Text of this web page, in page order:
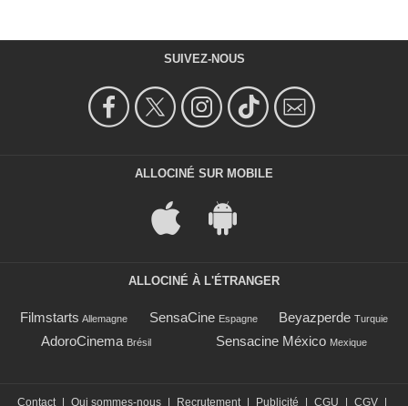
SUIVEZ-NOUS
ALLOCINÉ SUR MOBILE
ALLOCINÉ À L'ÉTRANGER
Filmstarts Allemagne SensaCine Espagne Beyazperde Turquie
AdoroCinema Brésil Sensacine México Mexique
Contact Qui sommes-nous Recrutement Publicité CGU CGV